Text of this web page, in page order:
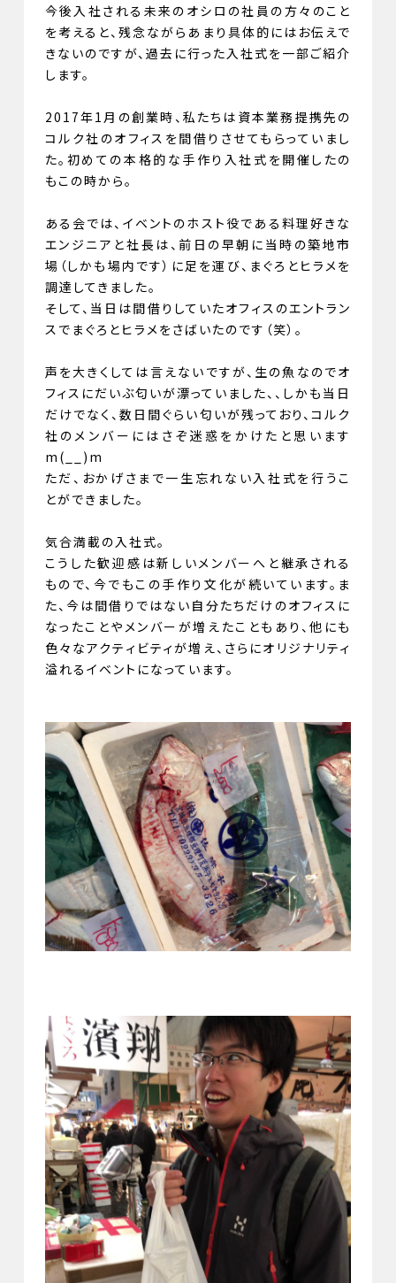
今後入社される未来のオシロの社員の方々のこと
を考えると、残念ながらあまり具体的にはお伝えで
きないのですが、過去に行った入社式を一部ご紹介
します。
2017年1月の創業時、私たちは資本業務提携先の
コルク社のオフィスを間借りさせてもらっていまし
た。初めての本格的な手作り入社式を開催したの
もこの時から。
ある会では、イベントのホスト役である料理好きな
エンジニアと社長は、前日の早朝に当時の築地市
場（しかも場内です）に足を運び、まぐろとヒラメを
調達してきました。
そして、当日は間借りしていたオフィスのエントラン
スでまぐろとヒラメをさばいたのです（笑）。
声を大きくしては言えないですが、生の魚なのでオ
フィスにだいぶ匂いが漂っていました、、しかも当日
だけでなく、数日間ぐらい匂いが残っており、コルク
社のメンバーにはさぞ迷惑をかけたと思います
m(__)m
ただ、おかげさまで一生忘れない入社式を行うこ
とができました。
気合満載の入社式。
こうした歓迎感は新しいメンバーへと継承される
もので、今でもこの手作り文化が続いています。ま
た、今は間借りではない自分たちだけのオフィスに
なったことやメンバーが増えたこともあり、他にも
色々なアクティビティが増え、さらにオリジナリティ
溢れるイベントになっています。